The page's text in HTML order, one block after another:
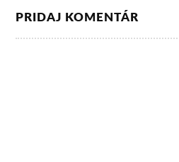
PRIDAJ KOMENTÁR